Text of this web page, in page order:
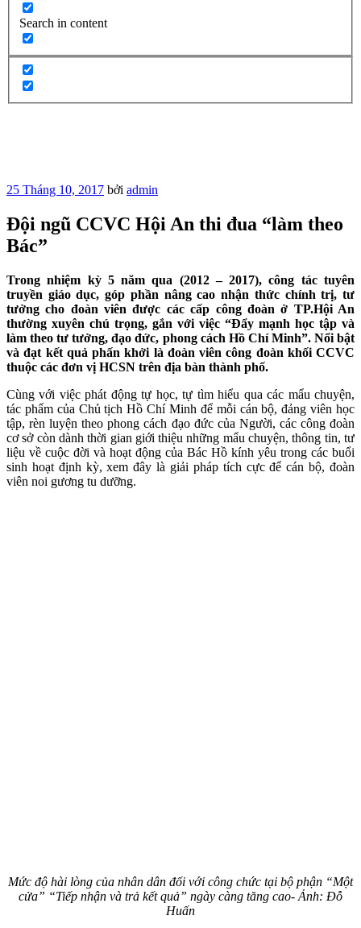
Search in content
Đăng
25 Tháng 10, 2017 bởi admin
Đội ngũ CCVC Hội An thi đua “làm theo
Bác”
Trong nhiệm kỳ 5 năm qua (2012 – 2017), công tác tuyên
truyền giáo dục, góp phần nâng cao nhận thức chính trị, tư
tưởng cho đoàn viên được các cấp công đoàn ở TP.Hội An
thường xuyên chú trọng, gắn với việc “Đẩy mạnh học tập và
làm theo tư tưởng, đạo đức, phong cách Hồ Chí Minh”. Nổi bật
và đạt kết quả phấn khởi là đoàn viên công đoàn khối CCVC
thuộc các đơn vị HCSN trên địa bàn thành phố.
Cùng với việc phát động tự học, tự tìm hiểu qua các mẩu chuyện,
tác phẩm của Chủ tịch Hồ Chí Minh để mỗi cán bộ, đảng viên học
tập, rèn luyện theo phong cách đạo đức của Người, các công đoàn
cơ sở còn dành thời gian giới thiệu những mẩu chuyện, thông tin, tư
liệu về cuộc đời và hoạt động của Bác Hồ kính yêu trong các buổi
sinh hoạt định kỳ, xem đây là giải pháp tích cực để cán bộ, đoàn
viên noi gương tu dưỡng.
Mức độ hài lòng của nhân dân đối với công chức tại bộ phận “Một
cửa” “Tiếp nhận và trả kết quả” ngày càng tăng cao- Ảnh: Đỗ
Huấn